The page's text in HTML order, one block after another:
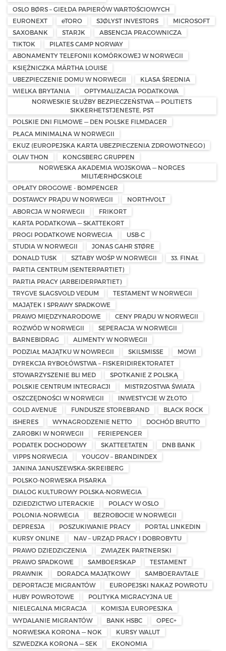
OSLO BØRS – GIEŁDA PAPIERÓW WARTOŚCIOWYCH
EURONEXT
eTORO SJØLYST INVESTORS
MICROSOFT
SAXOBANK
STARJK
ABSENCJA PRACOWNICZA
TIKTOK
PILATES CAMP NORWAY
ABONAMENTY TELEFONII KOMÓRKOWEJ W NORWEGII
KSIĘŻNICZKA MÄRTHA LOUISE
UBEZPIECZENIE DOMU W NORWEGII
KLASA ŚREDNIA
WIELKA BRYTANIA
OPTYMALIZACJA PODATKOWA
NORWESKIE SŁUŻBY BEZPIECZEŃSTWA — POLITIETS
SIKKERHETSTJENESTE, PST
POLSKIE DNI FILMOWE — DEN POLSKE FILMDAGER
PŁACA MINIMALNA W NORWEGII
EKUZ (EUROPEJSKA KARTA UBEZPIECZENIA ZDROWOTNEGO)
OLAV THON
KONGSBERG GRUPPEN
NORWESKA AKADEMIA WOJSKOWA — NORGES
MILITÆRHØGSKOLE
OPŁATY DROGOWE - BOMPENGER
DOSTAWCY PRĄDU W NORWEGII
NORTHVOLT
ABORCJA W NORWEGII
FRIKORT
KARTA PODATKOWA — SKATTEKORT
PROGI PODATKOWE NORWEGIA
USB-C
STUDIA W NORWEGII
JONAS GAHR STØRE
DONALD TUSK
SZTABY WOŚP W NORWEGII
33. FINAŁ
PARTIA CENTRUM (SENTERPARTIET)
PARTIA PRACY (ARBEIDERPARTIET)
TRYGVE SLAGSVOLD VEDUM
TESTAMENT W NORWEGII
MAJĄTEK I SPRAWY SPADKOWE
PRAWO MIĘDZYNARODOWE
CENY PRĄDU W NORWEGII
ROZWÓD W NORWEGII
SEPERACJA W NORWEGII
BARNEBIDRAG
ALIMENTY W NORWEGII
PODZIAŁ MAJĄTKU W NOWREGII
SKILSMISSE
MOWI
DYREKCJA RYBOŁÓWSTWA – FISKERIDIREKTORATET
STOWARZYSZENIE BLI MED
SPOTKANIE Z POLSKĄ
POLSKIE CENTRUM INTEGRACJI
MISTRZOSTWA ŚWIATA
OSZCZĘDNOŚCI W NORWEGII
INWESTYCJE W ZŁOTO
GOLD AVENUE
FUNDUSZE STOREBRAND
BLACK ROCK
iSHERES
WYNAGRODZENIE NETTO
DOCHÓD BRUTTO
ZAROBKI W NORWEGII
FERIEPENGER
PODATEK DOCHODOWY
SKATTEETATEN
DNB BANK
VIPPS NORWEGIA
YOUGOV – BRANDINDEX
JANINA JANUSZEWSKA-SKREIBERG
POLSKO-NORWESKA PISARKA
DIALOG KULTUROWY POLSKA-NORWEGIA
DZIEDZICTWO LITERACKIE
POLACY W OSLO
POLONIA-NORWEGIA
BEZROBOCIE W NORWEGII
DEPRESJA
POSZUKIWANIE PRACY
PORTAL LINKEDIN
KURSY ONLINE
NAV – URZĄD PRACY I DOBROBYTU
PRAWO DZIEDZICZENIA
ZWIĄZEK PARTNERSKI
PRAWO SPADKOWE
SAMBOERSKAP
TESTAMENT
PRAWNIK
DORADCA MAJĄTKOWY
SAMBOERAVTALE
DEPORTACJE MIGRANTÓW
EUROPEJSKI NAKAZ POWROTU
HUBY POWROTOWE
POLITYKA MIGRACYJNA UE
NIELEGALNA MIGRACJA
KOMISJA EUROPESJKA
WYDALANIE MIGRANTÓW
BANK HSBC
OPEC+
NORWESKA KORONA — NOK
KURSY WALUT
SZWEDZKA KORONA — SEK
EKONOMIA